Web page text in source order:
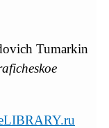
Tumarkin